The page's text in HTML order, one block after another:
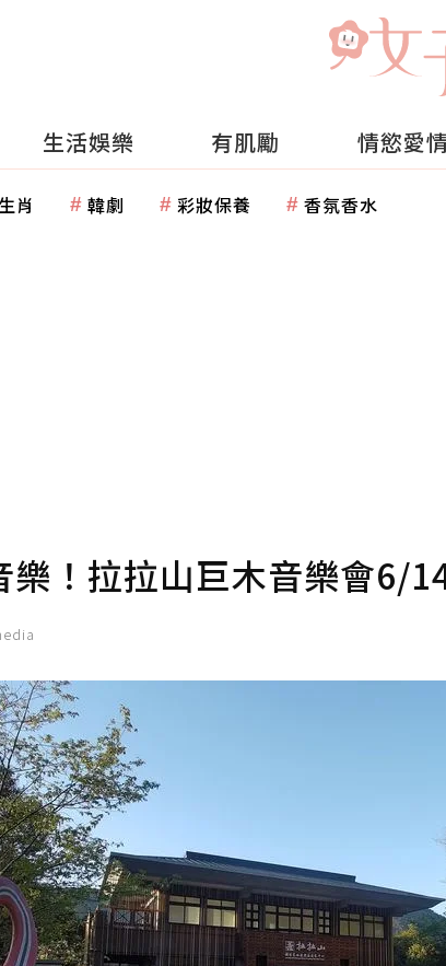
生活娛樂 有肌勵 情慾愛
肖 韓劇 彩妝保養 香氛香水
樂！拉拉山巨木音樂會6/